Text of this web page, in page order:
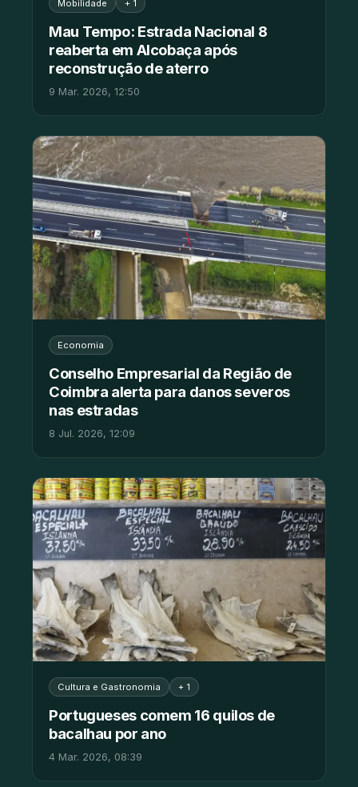
Mobilidade + 1
Mau Tempo: Estrada Nacional 8
reaberta em Alcobaça após
reconstrução de aterro
9 Mar. 2026, 12:50
Economia
Conselho Empresarial da Região de
Coimbra alerta para danos severos
nas estradas
8 Jul. 2026, 12:09
Cultura e Gastronomia + 1
Portugueses comem 16 quilos de
bacalhau por ano
4 Mar. 2026, 08:39